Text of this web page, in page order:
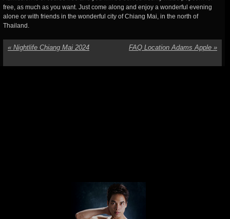
free, as much as you want. Just come along and enjoy a wonderful evening
alone or with friends in the wonderful city of Chiang Mai, in the north of
Thailand.
« Nightlife Chiang Mai 2024 FAQ Location Adams Apple »